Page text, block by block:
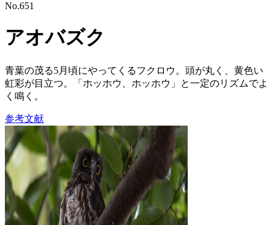
No.651
アオバズク
青葉の茂る5月頃にやってくるフクロウ。頭が丸く、黄色い
虹彩が目立つ。「ホッホウ、ホッホウ」と一定のリズムでよ
く鳴く。
参考文献